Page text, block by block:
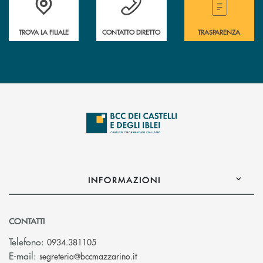
TROVA LA FILIALE CONTATTO DIRETTO TRASPARENZA
INFORMAZIONI
CONTATTI
Telefono: 0934.381105
E-mail: segreteria@bccmazzarino.it(si apre l’app di posta